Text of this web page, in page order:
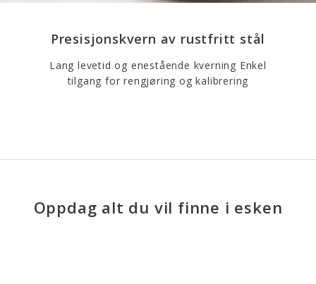
Presisjonskvern av rustfritt stål
Lang levetid og enestående kverning Enkel
tilgang for rengjøring og kalibrering
Oppdag alt du vil finne i esken